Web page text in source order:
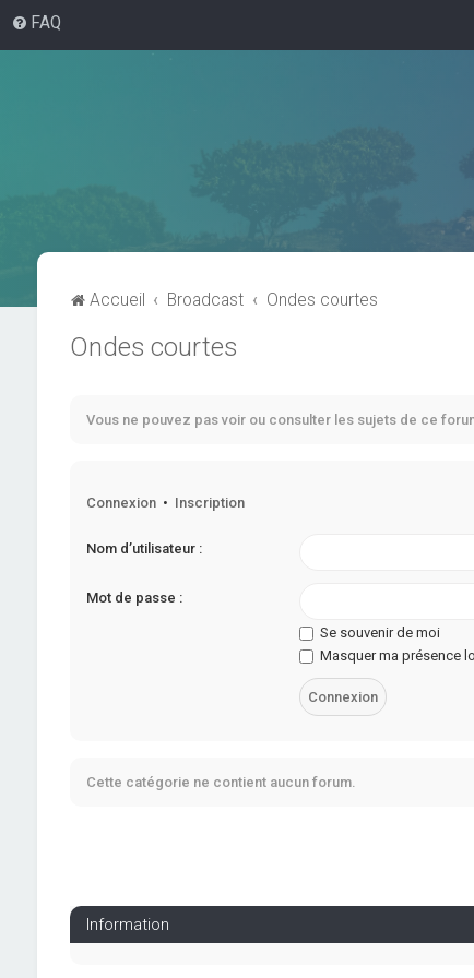
FAQ
Accueil Broadcast Ondes courtes
Ondes courtes
Vous ne pouvez pas voir ou consulter les sujets de ce
Connexion• Inscription
Nom d’utilisateur :
Mot de passe :
Se souvenir de moi
Masquer ma présence
Cette catégorie ne contient aucun forum.
Information